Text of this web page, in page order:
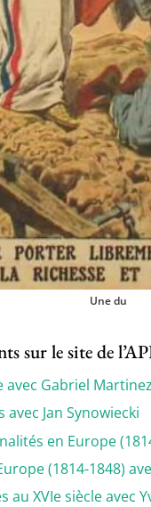
Une du
sur le site de
avec Gabriel
Jan Synowiecki
en Europe
(1814-1848)
au XVIe siècle avec